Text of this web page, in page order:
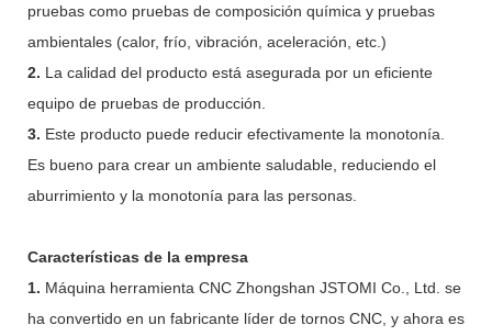
pruebas como pruebas de composición química y pruebas
ambientales (calor, frío, vibración, aceleración, etc.)
2. La calidad del producto está asegurada por un eficiente
equipo de pruebas de producción.
3. Este producto puede reducir efectivamente la monotonía.
Es bueno para crear un ambiente saludable, reduciendo el
aburrimiento y la monotonía para las personas.
Características de la empresa
1. Máquina herramienta CNC Zhongshan JSTOMI Co., Ltd. se
ha convertido en un fabricante líder de tornos CNC, y ahora es